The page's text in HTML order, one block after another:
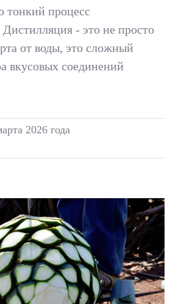
тонкий процесс
Дистилляция - это не просто
от воды, это сложный
вкусовых соединений
2026 года